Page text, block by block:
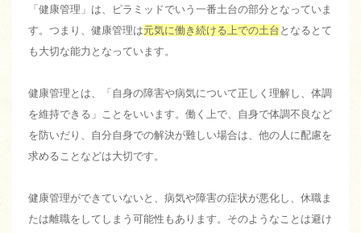
「健康管理」は、ピラミッドでいう一番土台の部分となっていま
す。つまり、健康管理は元気に働き続ける上での土台 となるとて
も大切な能力となっています。
健康管理とは、「自身の障害や病気について正しく理解し、体調
を維持できる」ことをいいます。働く上で、自身で体調不良など
を防いだり、自分自身での解決が難しい場合は、他の人に配慮を
求めることなどは大切です。
健康管理ができていないと、病気や障害の症状が悪化し、休職ま
たは離職をしてしまう可能性もあります。そのようなことは避け